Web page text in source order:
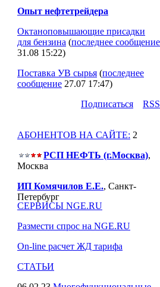
Опыт нефтетрейдера
Октаноповышающие присадки
для бензина (последнее сообщение
31.08 15:22)
Поставка УВ сырья (последнее
сообщение 27.07 17:47)
Подпиcаться
RSS
АБОНЕНТОВ НА САЙТЕ: 2
РСП НЕФТЬ (г.Москва),
Москва
ИП Комячилов Е.Е., Санкт-
Петербург
СЕРВИСЫ NGE.RU
Размести спрос на NGE.RU
On-line расчет ЖД тарифа
СТАТЬИ